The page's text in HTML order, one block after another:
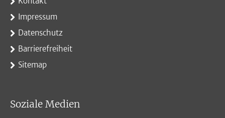
Impressum
Datenschutz
Barrierefreiheit
Sitemap
Soziale Medien